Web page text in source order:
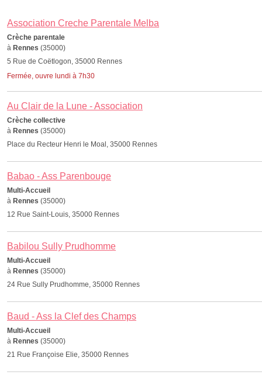
Association Creche Parentale Melba
Crèche parentale
à Rennes (35000)
5 Rue de Coëtlogon, 35000 Rennes
Fermée, ouvre lundi à 7h30
Au Clair de la Lune - Association
Crèche collective
à Rennes (35000)
Place du Recteur Henri le Moal, 35000 Rennes
Babao - Ass Parenbouge
Multi-Accueil
à Rennes (35000)
12 Rue Saint-Louis, 35000 Rennes
Babilou Sully Prudhomme
Multi-Accueil
à Rennes (35000)
24 Rue Sully Prudhomme, 35000 Rennes
Baud - Ass la Clef des Champs
Multi-Accueil
à Rennes (35000)
21 Rue Françoise Elie, 35000 Rennes